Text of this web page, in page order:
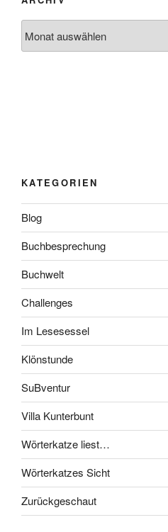
KATEGORIEN
Blog
Buchbesprechung
Buchwelt
Challenges
Im Lesesessel
Klönstunde
SuBventur
Villa Kunterbunt
Wörterkatze liest…
Wörterkatzes Sicht
Zurückgeschaut